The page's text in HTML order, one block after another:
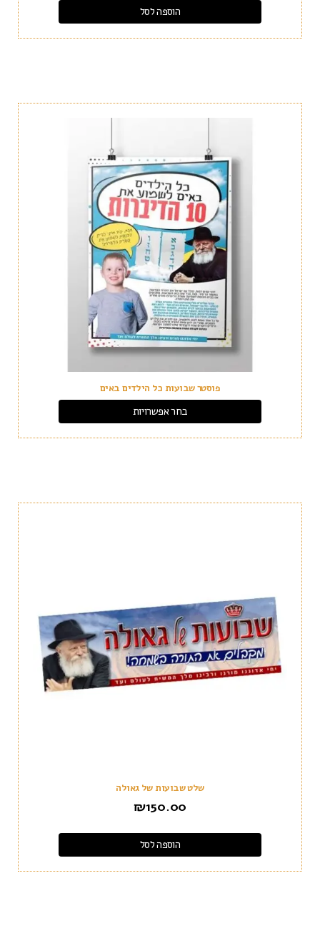
הוספה לסל
פוסטר שבועות כל הילדים באים
בחר אפשרויות
שלט שבועות של גאולה
₪150.00
הוספה לסל